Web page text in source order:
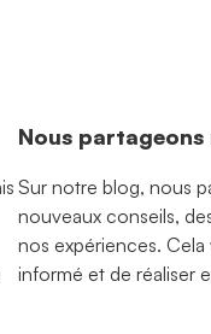
Nous
Sur notre blog, nous
nouveaux conseils,
nos expériences.
informé et de réaliser